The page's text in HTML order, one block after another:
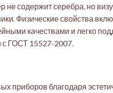
содержит серебра, но
Физические свойства
качествами и легко
с ГОСТ 15527-2007.
приборов благодаря